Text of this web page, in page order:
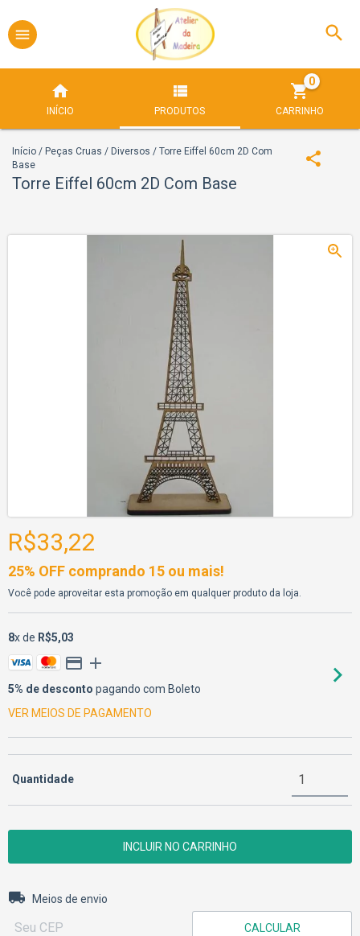
INÍCIO PRODUTOS CARRINHO
0
Início / Peças Cruas / Diversos / Torre Eiffel 60cm 2D Com
Base
Torre Eiffel 60cm 2D Com Base
R$33,22
25% OFF comprando 15 ou mais!
Você pode aproveitar esta promoção em qualquer produto da loja.
8x de R$5,03
5% de desconto pagando com Boleto
VER MEIOS DE PAGAMENTO
Quantidade
Entregas para o CEP:
Meios de envio
CALCULAR